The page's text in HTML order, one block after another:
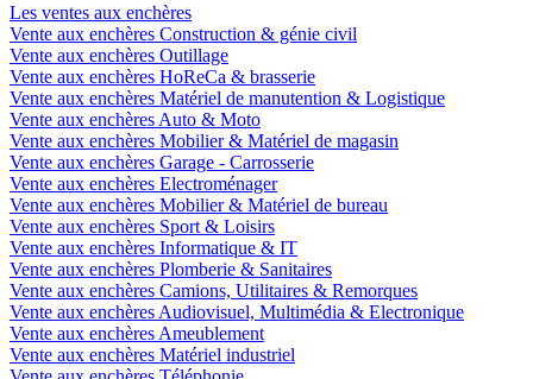
Les ventes aux enchères
Vente aux enchères Construction & génie civil
Vente aux enchères Outillage
Vente aux enchères HoReCa & brasserie
Vente aux enchères Matériel de manutention & Logistique
Vente aux enchères Auto & Moto
Vente aux enchères Mobilier & Matériel de magasin
Vente aux enchères Garage - Carrosserie
Vente aux enchères Electroménager
Vente aux enchères Mobilier & Matériel de bureau
Vente aux enchères Sport & Loisirs
Vente aux enchères Informatique & IT
Vente aux enchères Plomberie & Sanitaires
Vente aux enchères Camions, Utilitaires & Remorques
Vente aux enchères Audiovisuel, Multimédia & Electronique
Vente aux enchères Ameublement
Vente aux enchères Matériel industriel